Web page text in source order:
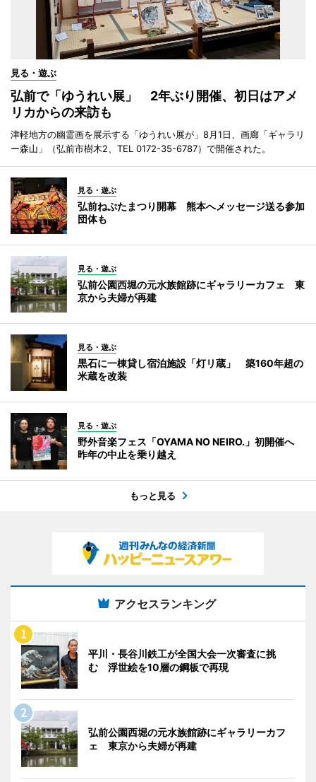
見る・遊ぶ
弘前で「ゆうれい展」 2年ぶり開催、初日はアメ
リカからの来訪も
津軽地方の幽霊画を展示する「ゆうれい展が」8月1日、画廊「ギャラリ
ー森山」（弘前市樹木2、TEL 0172-35-6787）で開催された。
見る・遊ぶ
弘前ねぷたまつり開幕 熊本へメッセージ送る参加
団体も
見る・遊ぶ
弘前公園西堀の元水族館跡にギャラリーカフェ 東
京から夫婦が再建
見る・遊ぶ
黒石に一棟貸し宿泊施設「灯リ蔵」 築160年超の
米蔵を改装
見る・遊ぶ
野外音楽フェス「OYAMA NO NEIRO.」初開催へ
昨年の中止を乗り越え
もっと見る
アクセスランキング
平川・長谷川鉄工が全国大会一次審査に挑
む 浮世絵を10層の鋼板で再現
弘前公園西堀の元水族館跡にギャラリーカフ
ェ 東京から夫婦が再建